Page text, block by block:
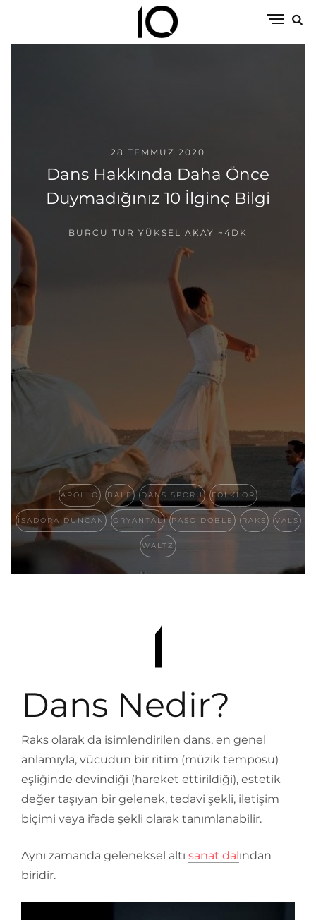
28 TEMMUZ 2020
Dans Hakkında Daha Önce
Duymadığınız 10 İlginç Bilgi
BURCU TUR YÜKSEL AKAY ~4DK
APOLLO BALE DANS SPORU FOLKLOR
ISADORA DUNCAN ORYANTAL PASO DOBLE RAKS VALS
WALTZ
Dans Nedir?
Raks olarak da isimlendirilen dans, en genel
anlamıyla, vücudun bir ritim (müzik temposu)
eşliğinde devindiği (hareket ettirildiği), estetik
değer taşıyan bir gelenek, tedavi şekli, iletişim
biçimi veya ifade şekli olarak tanımlanabilir.
Aynı zamanda geleneksel altı sanat dalından
biridir.